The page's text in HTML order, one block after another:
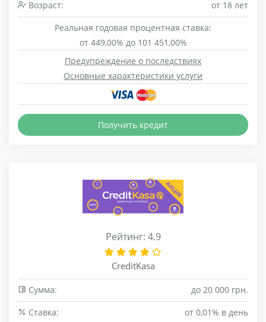
Возраст:
от 18 лет
Реальная годовая процентная ставка:
от 449,00% до 101 451,00%
Предупреждение о последствиях
Основные характеристики услуги
Получить кредит
Рейтинг: 4.9
CreditKasa
Сумма:
до 20 000 грн.
Cтавка:
от 0,01% в день